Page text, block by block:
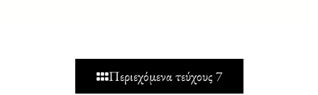
Περιεχόμενα τεύχους 7